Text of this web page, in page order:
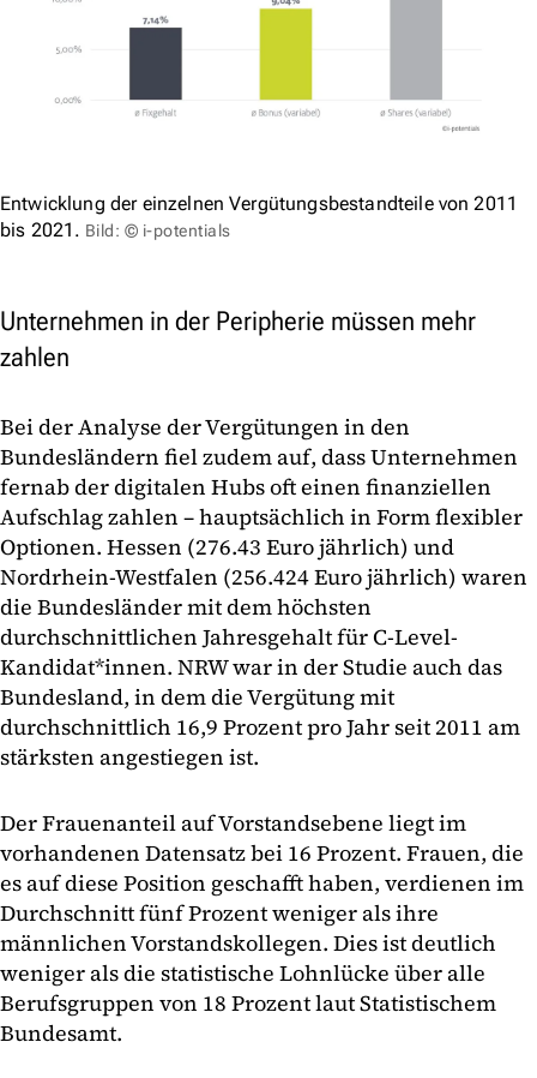
Entwicklung der einzelnen Vergütungsbestandteile von 2011
bis 2021. Bild: © i-potentials
Unternehmen in der Peripherie müssen mehr
zahlen
Bei der Analyse der Vergütungen in den
Bundesländern fiel zudem auf, dass Unternehmen
fernab der digitalen Hubs oft einen finanziellen
Aufschlag zahlen – hauptsächlich in Form flexibler
Optionen. Hessen (276.43 Euro jährlich) und
Nordrhein-Westfalen (256.424 Euro jährlich) waren
die Bundesländer mit dem höchsten
durchschnittlichen Jahresgehalt für C-Level-
Kandidat*innen. NRW war in der Studie auch das
Bundesland, in dem die Vergütung mit
durchschnittlich 16,9 Prozent pro Jahr seit 2011 am
stärksten angestiegen ist.
Der Frauenanteil auf Vorstandsebene liegt im
vorhandenen Datensatz bei 16 Prozent. Frauen, die
es auf diese Position geschafft haben, verdienen im
Durchschnitt fünf Prozent weniger als ihre
männlichen Vorstandskollegen. Dies ist deutlich
weniger als die statistische Lohnlücke über alle
Berufsgruppen von 18 Prozent laut Statistischem
Bundesamt.